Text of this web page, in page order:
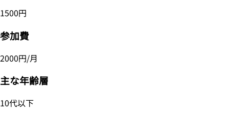
1500円
参加費
2000円/月
主な年齢層
10代以下